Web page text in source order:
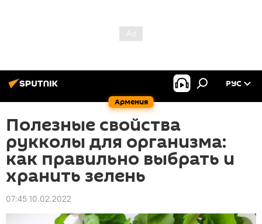
Армения
РУС
Полезные свойства
рукколы для организма:
как правильно выбрать и
хранить зелень
07:45 10.02.2022